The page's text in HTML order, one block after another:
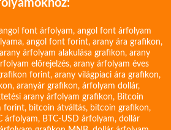
font árfolyam, angol font árfolyam
, angol font forint, arany ára grafikon,
arany árfolyam alakulása grafikon, arany
előrejelzés, arany árfolyam éves
forint, arany világpiaci ára grafikon,
, aranyár grafikon, árfolyam dollár,
arany árfolyam grafikon, Bitcoin
forint, bitcoin átváltás, bitcoin grafikon,
árfolyam, BTC-USD árfolyam, dollár